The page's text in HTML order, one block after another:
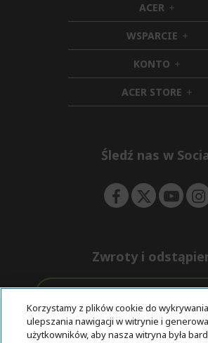
ACER h
i
d
d
e
n
WSPARCIE h
i
d
e
n
KONTO h
i
d
d
ACER STORE h
i
e
Śledź nas w
Zwroty i
Darmowa
Wsparcie
Korzystamy z plików cookie do
ulepszania nawigacji w witrynie i
użytkowników, aby nasza witryna była